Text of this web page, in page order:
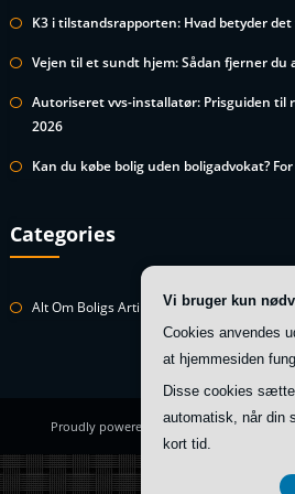
K3 i tilstandsrapporten: Hvad betyder det
Vejen til et sundt hjem: Sådan fjerner du
Autoriseret vvs-installatør: Prisguiden til
2026
Kan du købe bolig uden boligadvokat?
Categories
Alt Om Boligs Artikler
Proudly powered byWordPress| Theme:
Vi bruger kun
Cookies anvendes
at hjemmesiden
Disse cookies
automatisk, når din
kort tid.